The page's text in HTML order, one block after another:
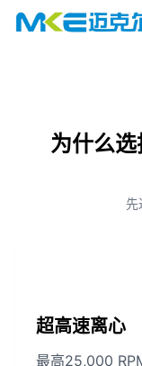
为什么
先
超高速离心
最高25,000